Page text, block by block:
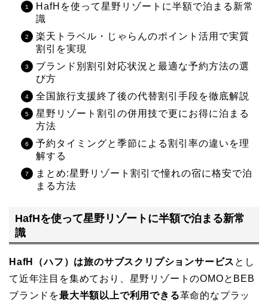
HafHを使って星野リゾートに半額で泊まる新常
識
楽天トラベル・じゃらんのポイント活用で実質
割引を実現
ブランド別割引対応状況と最適な予約方法の選
び方
全国旅行支援終了後の代替割引手段を徹底解説
星野リゾート割引の併用技で更にお得に泊まる
方法
予約タイミングと季節による割引率の違いを理
解する
まとめ:星野リゾート割引で憧れの宿に格安で泊
まる方法
HafHを使って星野リゾートに半額で泊まる新常
識
HafH（ハフ）は旅のサブスクリプションサービス とし
て近年注目を集めており、星野リゾートのOMOとBEB
ブランドを最大半額以上で利用できる革命的なプラッ